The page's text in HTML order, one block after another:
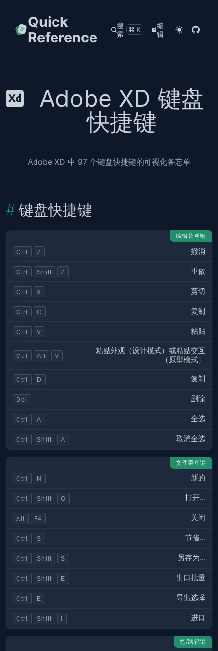
Quick
Reference
搜
索
⌘K
编
辑
Adobe XD 键盘
快捷键
Adobe XD 中 97 个键盘快捷键的可视化备忘单
键盘快捷键
编辑菜单键
Ctrl Z 撤消
Ctrl Shift Z 重做
Ctrl X 剪切
Ctrl C 复制
Ctrl V 粘贴
Ctrl Alt V
粘贴外观（设计模式）或粘贴交互
（原型模式）
Ctrl D 复制
Del 删除
Ctrl A 全选
Ctrl Shift A 取消全选
文件菜单键
Ctrl N 新的
Ctrl Shift O 打开...
Alt F4 关闭
Ctrl S 节省...
Ctrl Shift S 另存为...
Ctrl Shift E 出口批量
Ctrl E 导出选择
Ctrl Shift I 进口
笔/路径键